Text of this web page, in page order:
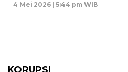
4 Mei 2026 | 5:44 pm WIB